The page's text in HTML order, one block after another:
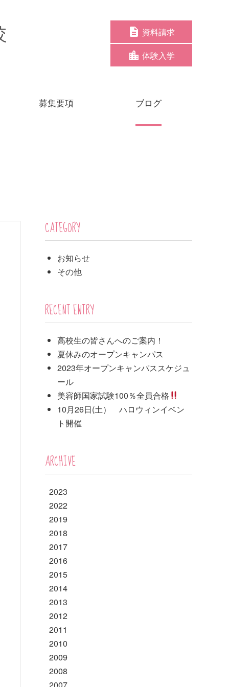
資料請求
体験入学
募集要項 ブログ
CATEGORY
お知らせ
その他
RECENT ENTRY
高校生の皆さんへのご案内！
夏休みのオープンキャンパス
2023年オープンキャンパススケジュ
ール
美容師国家試験100％全員合格
10月26日(土） ハロウィンイベン
ト開催
ARCHIVE
2023
2022
2019
2018
2017
2016
2015
2014
2013
2012
2011
2010
2009
2008
2007